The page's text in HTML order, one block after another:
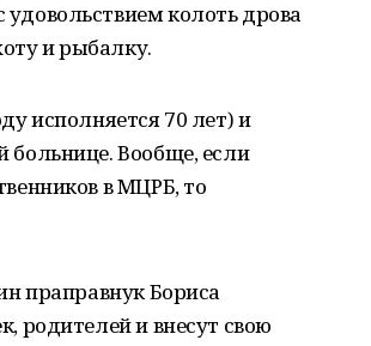
колоть дрова
и рыбалку.
исполняется 70 лет) и
больнице. Вообще, если
в МЦРБ, то
праправнук Бориса
родителей и внесут свою